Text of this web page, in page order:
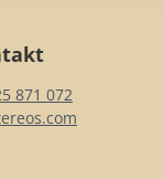
871 072